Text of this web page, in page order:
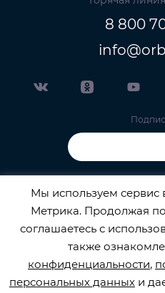
8 800
ОФИЦИАЛЬНЫЙ
ПЕРСОНАЛЬНЫХ
НОМЕР 77-22-133540
Мы используем сервис
Метрика. Продолжая
соглашаетесь с
также
конфиденциальности,
персональных данных и